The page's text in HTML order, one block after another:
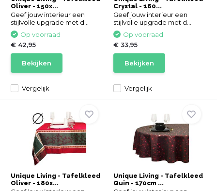
Oliver - 150x...
Geef jouw interieur een
stijlvolle upgrade met d...
Vergelijk
Op voorraad
€ 42,95
Bekijken
Crystal - 160...
Geef jouw interieur een
stijlvolle upgrade met d...
Vergelijk
Op voorraad
€ 33,95
Bekijken
Unique Living - Tafelkleed
Oliver - 180x...
Unique Living - Tafelkleed
Quin - 170cm ...